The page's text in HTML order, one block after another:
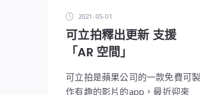
2021-05-01
可立拍釋出更新 支援
「AR 空間」
可立拍是蘋果公司的一款免費可製
作有趣的影片的app，最近迎來